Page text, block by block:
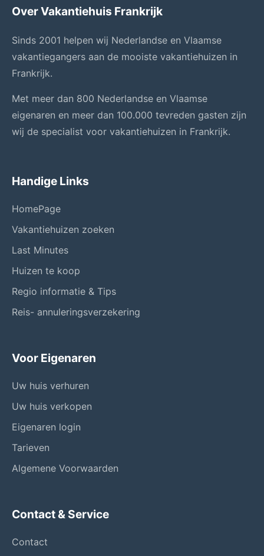
Over Vakantiehuis Frankrijk
Sinds 2001 helpen wij Nederlandse en Vlaamse
vakantiegangers aan de mooiste vakantiehuizen in
Frankrijk.
Met meer dan 800 Nederlandse en Vlaamse
eigenaren en meer dan 100.000 tevreden gasten zijn
wij de specialist voor vakantiehuizen in Frankrijk.
Handige Links
HomePage
Vakantiehuizen zoeken
Last Minutes
Huizen te koop
Regio informatie & Tips
Reis- annuleringsverzekering
Voor Eigenaren
Uw huis verhuren
Uw huis verkopen
Eigenaren login
Tarieven
Algemene Voorwaarden
Contact & Service
Contact